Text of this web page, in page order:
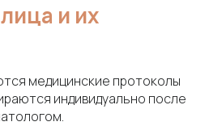
и их
медицинские протоколы
индивидуально после